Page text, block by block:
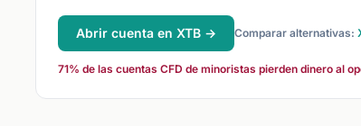
Abrir cuenta en XTB → Comparar alternativas:
71% de las cuentas CFD de minoristas pierden dinero al